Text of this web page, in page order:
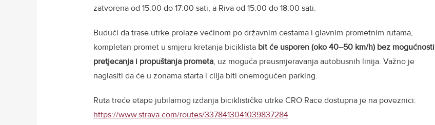
zatvorena od 15:00 do 17:00 sati, a Riva od 15:00 do 18:00 sati.
Budući da trase utrke prolaze većinom po državnim cestama i glavnim prometnim rutama,
kompletan promet u smjeru kretanja biciklista bit će usporen (oko 40–50 km/h) bez mogućnosti
pretjecanja i propuštanja prometa, uz moguća preusmjeravanja autobusnih linija. Važno je
naglasiti da će u zonama starta i cilja biti onemogućen parking.
Ruta treće etape jubilarnog izdanja biciklističke utrke CRO Race dostupna je na poveznici:
https://www.strava.com/routes/3378413041039837284